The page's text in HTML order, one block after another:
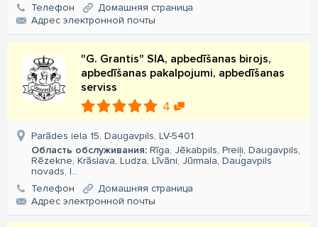
Телефон
Домашняя страница
Aдрес электронной почты
"G. Grantis" SIA, apbedīšanas birojs,
apbedīšanas pakalpojumi, apbedīšanas
serviss
4
Parādes iela 15, Daugavpils, LV-5401
Область обслуживания: Rīga, Jēkabpils, Preiļi, Daugavpils,
Rēzekne, Krāslava, Ludza, Līvāni, Jūrmala, Daugavpils
novads, I...
Телефон
Домашняя страница
Aдрес электронной почты